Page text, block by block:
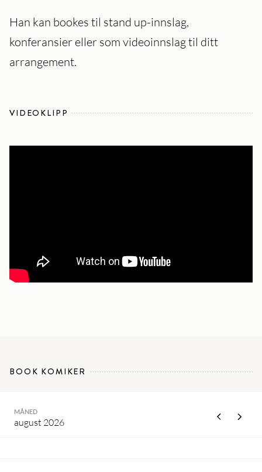
Han kan bookes til stand up-innslag,
konferansier eller som videoinnslag til ditt
arrangement.
VIDEOKLIPP
BOOK KOMIKER
MÅNED
august 2026